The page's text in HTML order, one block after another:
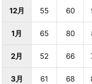
12月 55 60
1月 65 80
2月 52 66
3月 61 68